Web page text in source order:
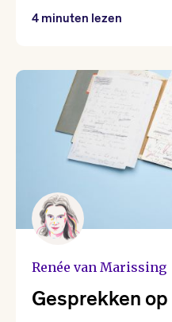
4 minuten lezen
Renée van Marissing
Gesprekken